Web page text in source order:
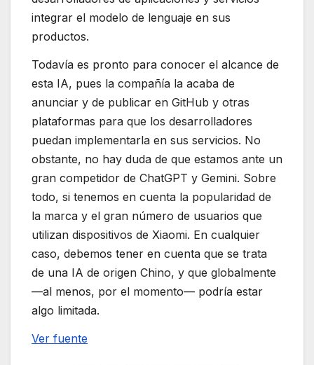
integrar el modelo de lenguaje en sus
productos.
Todavía es pronto para conocer el alcance de
esta IA, pues la compañía la acaba de
anunciar y de publicar en GitHub y otras
plataformas para que los desarrolladores
puedan implementarla en sus servicios. No
obstante, no hay duda de que estamos ante un
gran competidor de ChatGPT y Gemini. Sobre
todo, si tenemos en cuenta la popularidad de
la marca y el gran número de usuarios que
utilizan dispositivos de Xiaomi. En cualquier
caso, debemos tener en cuenta que se trata
de una IA de origen Chino, y que globalmente
—al menos, por el momento— podría estar
algo limitada.
Ver fuente